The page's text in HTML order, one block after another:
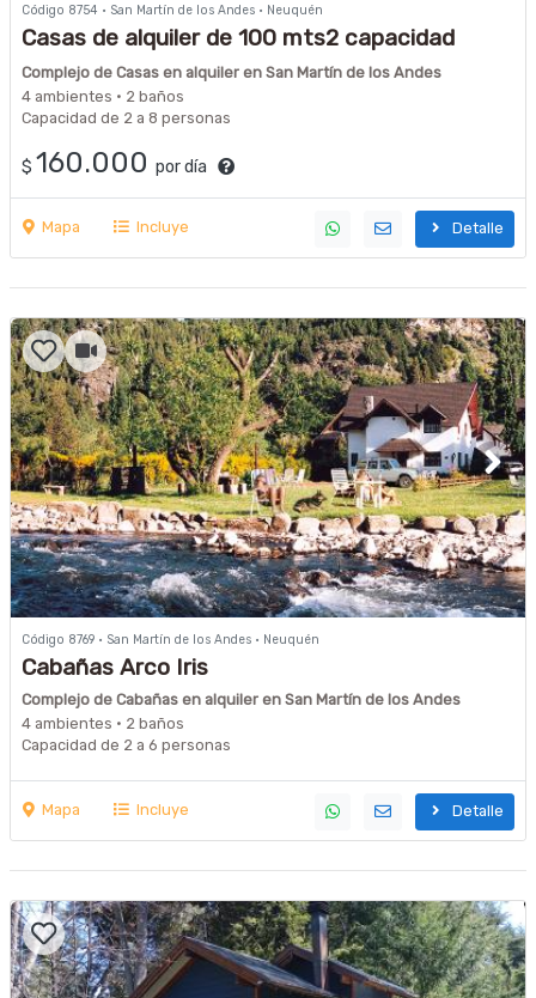
Código 8754 · San Martín de los Andes · Neuquén
Casas de alquiler de 100 mts2 capacidad
hasta 8 personas
Complejo de Casas en alquiler en San Martín de los Andes
4 ambientes · 2 baños
Capacidad de 2 a 8 personas
$ 160.000 por día
Mapa Incluye Detalle
Código 8769 · San Martín de los Andes · Neuquén
Cabañas Arco Iris
Complejo de Cabañas en alquiler en San Martín de los Andes
4 ambientes · 2 baños
Capacidad de 2 a 6 personas
Mapa Incluye Detalle